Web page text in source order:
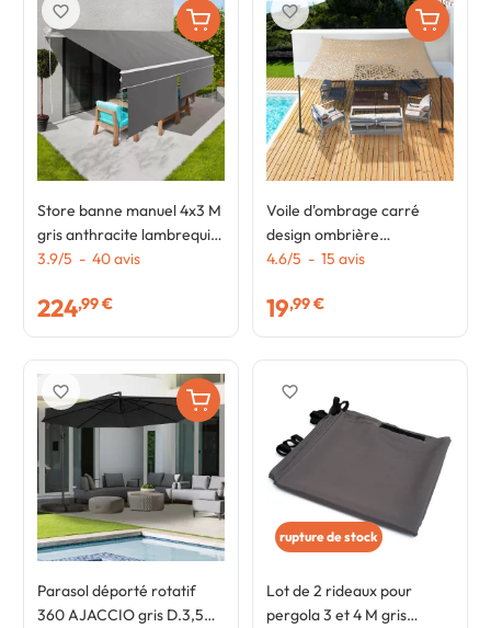
Store banne manuel 4x3 M
gris anthracite lambrequin
H.1,50 M
3.9/5 - 40avis
224,99 €
favorite_border
Voile d'ombrage carré
design ombrière
camouflage 4x4 M sable
4.6/5 - 15 avis
19,99 €
favorite_border
Parasol déporté rotatif
360 AJACCIO gris D.3,5M
favorite_border
rupture de stock
Lot de 2 rideaux pour
pergola 3 et 4 M gris
favorite_border